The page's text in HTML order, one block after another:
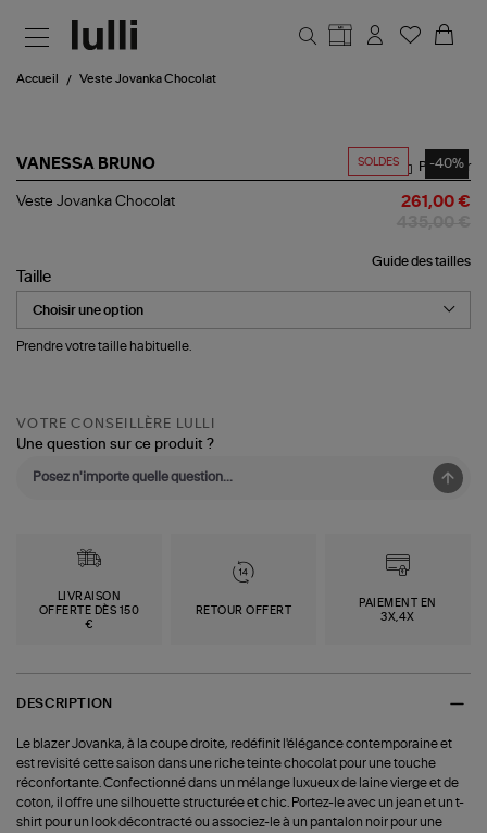
Accueil Veste Jovanka Chocolat
SOLDES -40%
VANESSA BRUNO
Veste
Partager
Veste Jovanka Chocolat 261,00 €
Guide des tailles
Taille
Prendre votre taille habituelle.
VOTRE CONSEILLÈRE LULLI
Une question sur ce produit ?
LIVRAISON
OFFERTE DÈS 150
€
RETOUR OFFERT
PAIEMENT EN
3X,4X
DESCRIPTION
Le blazer Jovanka, à la coupe droite, redéfinit l'élégance contemporaine et
est revisité cette saison dans une riche teinte chocolat pour une touche
réconfortante. Confectionné dans un mélange luxueux de laine vierge et de
coton, il offre une silhouette structurée et chic. Portez-le avec un jean et un t-
shirt pour un look décontracté ou associez-le à un pantalon noir pour une